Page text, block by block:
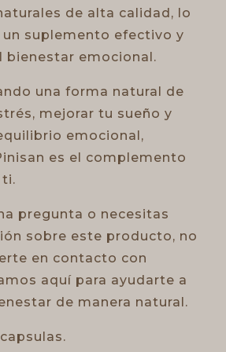
de alta calidad, lo
suplemento efectivo y
bienestar emocional.
una forma natural de
mejorar tu sueño y
emocional,
es el complemento
pregunta o necesitas
sobre este producto, no
en contacto con
aquí para ayudarte a
de manera natural.